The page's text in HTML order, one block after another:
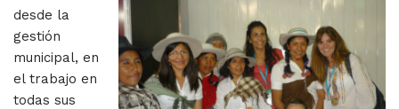
desde la
gestión
municipal, en
el trabajo en
todas sus